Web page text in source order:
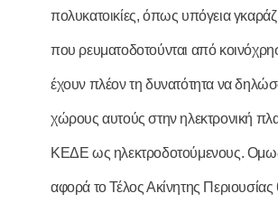
πολυκατοικίες, όπως υπόγεια
που ρευματοδοτούνται από
έχουν πλέον τη δυνατότητα να
χώρους αυτούς στην ηλεκτρονική
ΚΕΔΕ ως ηλεκτροδοτούμενους.
αφορά το Τέλος Ακίνητης Περιουσίας